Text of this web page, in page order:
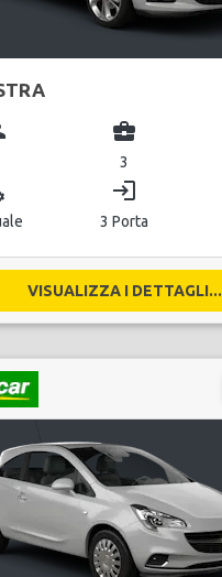
business_center
3
login
3 Porta
VISUALIZZA I DETTAGLI...